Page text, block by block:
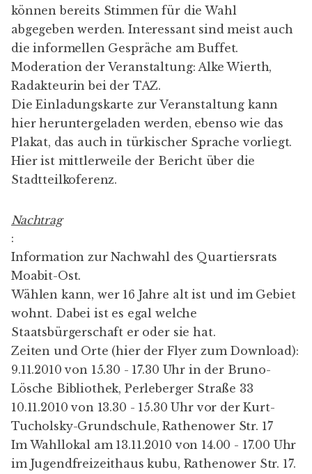
können bereits Stimmen für die Wahl
abgegeben werden. Interessant sind meist auch
die informellen Gespräche am Buffet.
Moderation der Veranstaltung: Alke Wierth,
Radakteurin bei der TAZ.
Die Einladungskarte zur Veranstaltung kann
hierheruntergeladen werden, ebenso wie das
Plakat, das auch in türkischer Sprache vorliegt.
Hier ist mittlerweile der Berichtüber die
Stadtteilkoferenz.
Nachtrag
:
Information zur Nachwahl des Quartiersrats
Moabit-Ost.
Wählen kann, wer 16 Jahre alt ist und im Gebiet
wohnt. Dabei ist es egal welche
Staatsbürgerschaft er oder sie hat.
Zeiten und Orte (hier der Flyer zum Download):
9.11.2010 von 15.30 - 17.30 Uhr in der Bruno-
Lösche Bibliothek, Perleberger Straße 33
10.11.2010 von 13.30 - 15.30 Uhr vor der Kurt-
Tucholsky-Grundschule, Rathenower Str. 17
Im Wahllokal am 13.11.2010 von 14.00 - 17.00 Uhr
im Jugendfreizeithaus kubu, Rathenower Str. 17.